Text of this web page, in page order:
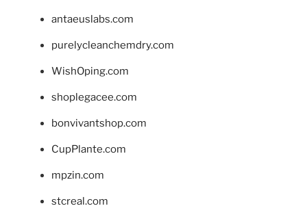
antaeuslabs.com
purelycleanchemdry.com
WishOping.com
shoplegacee.com
bonvivantshop.com
CupPlante.com
mpzin.com
stcreal.com